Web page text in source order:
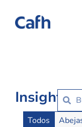
Insights
Insights Buttons
Todos